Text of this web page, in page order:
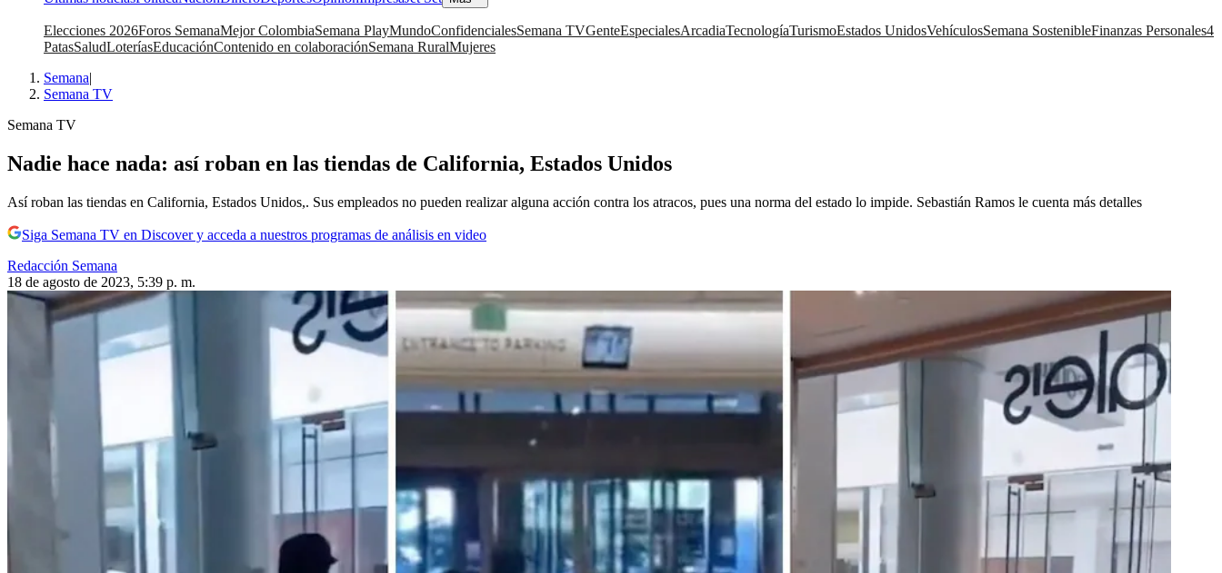
Elecciones 2026Foros SemanaMejor ColombiaSemana PlayMundoConfidencialesSemana TVGenteEspecialesArcadiaTecnologíaTurismoEstados UnidosVehículosSemana SostenibleFinanzas Personales4
PatasSaludLoteríasEducaciónContenido en colaboraciónSemana RuralMujeres
Semana|
Semana TV
Semana TV
Nadie hace nada: así roban en las tiendas de California, Estados Unidos
Así roban las tiendas en California, Estados Unidos,. Sus empleados no pueden realizar alguna acción contra los atracos, pues una norma del estado lo impide. Sebastián Ramos le cuenta más detalles
Siga Semana TV en Discover y acceda a nuestros programas de análisis en video
Redacción Semana
18 de agosto de 2023, 5:39 p. m.